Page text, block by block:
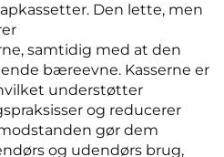
Den lette, men
samtidig med at den
bæreevne. Kasserne er
understøtter
og reducerer
gør dem
og udendørs brug,